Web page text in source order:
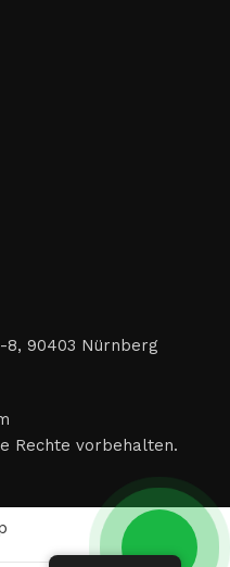
8, 90403 Nürnberg
Rechte vorbehalten.